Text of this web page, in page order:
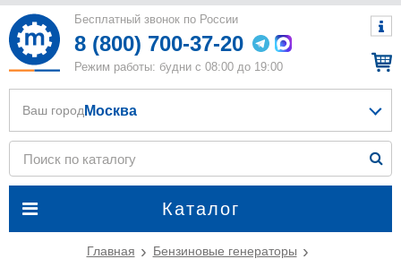
Бесплатный звонок по России
8 (800) 700-37-20
Режим работы: будни с 08:00 до 19:00
Каталог
Ваш город Москва
Главная
Бензиновые генераторы